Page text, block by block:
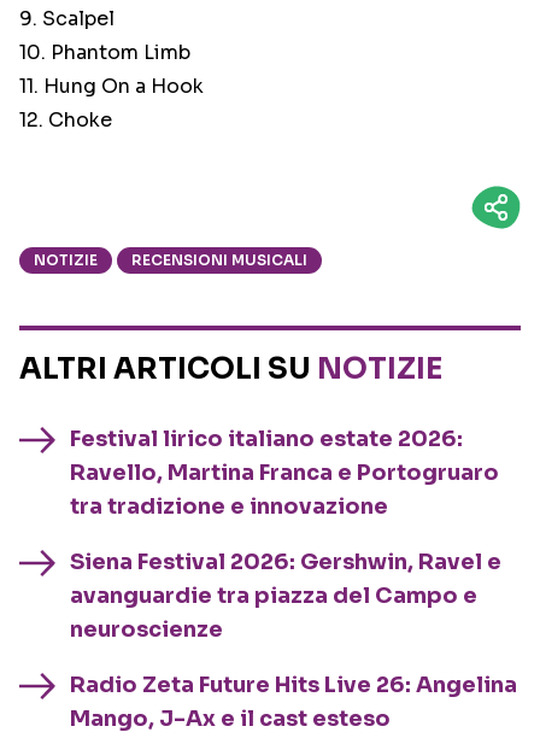
9. Scalpel
10. Phantom Limb
11. Hung On a Hook
12. Choke
NOTIZIE RECENSIONI MUSICALI
ALTRI ARTICOLI SU NOTIZIE
Festival lirico italiano estate 2026:
Ravello, Martina Franca e Portogruaro
tra tradizione e innovazione
Siena Festival 2026: Gershwin, Ravel e
avanguardie tra piazza del Campo e
neuroscienze
Radio Zeta Future Hits Live 26: Angelina
Mango, J-Ax e il cast esteso